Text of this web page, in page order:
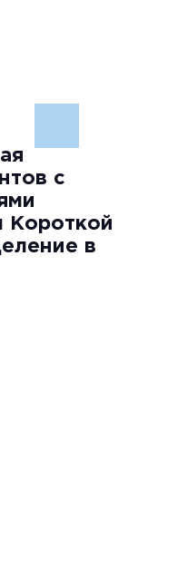
с
Короткой
в